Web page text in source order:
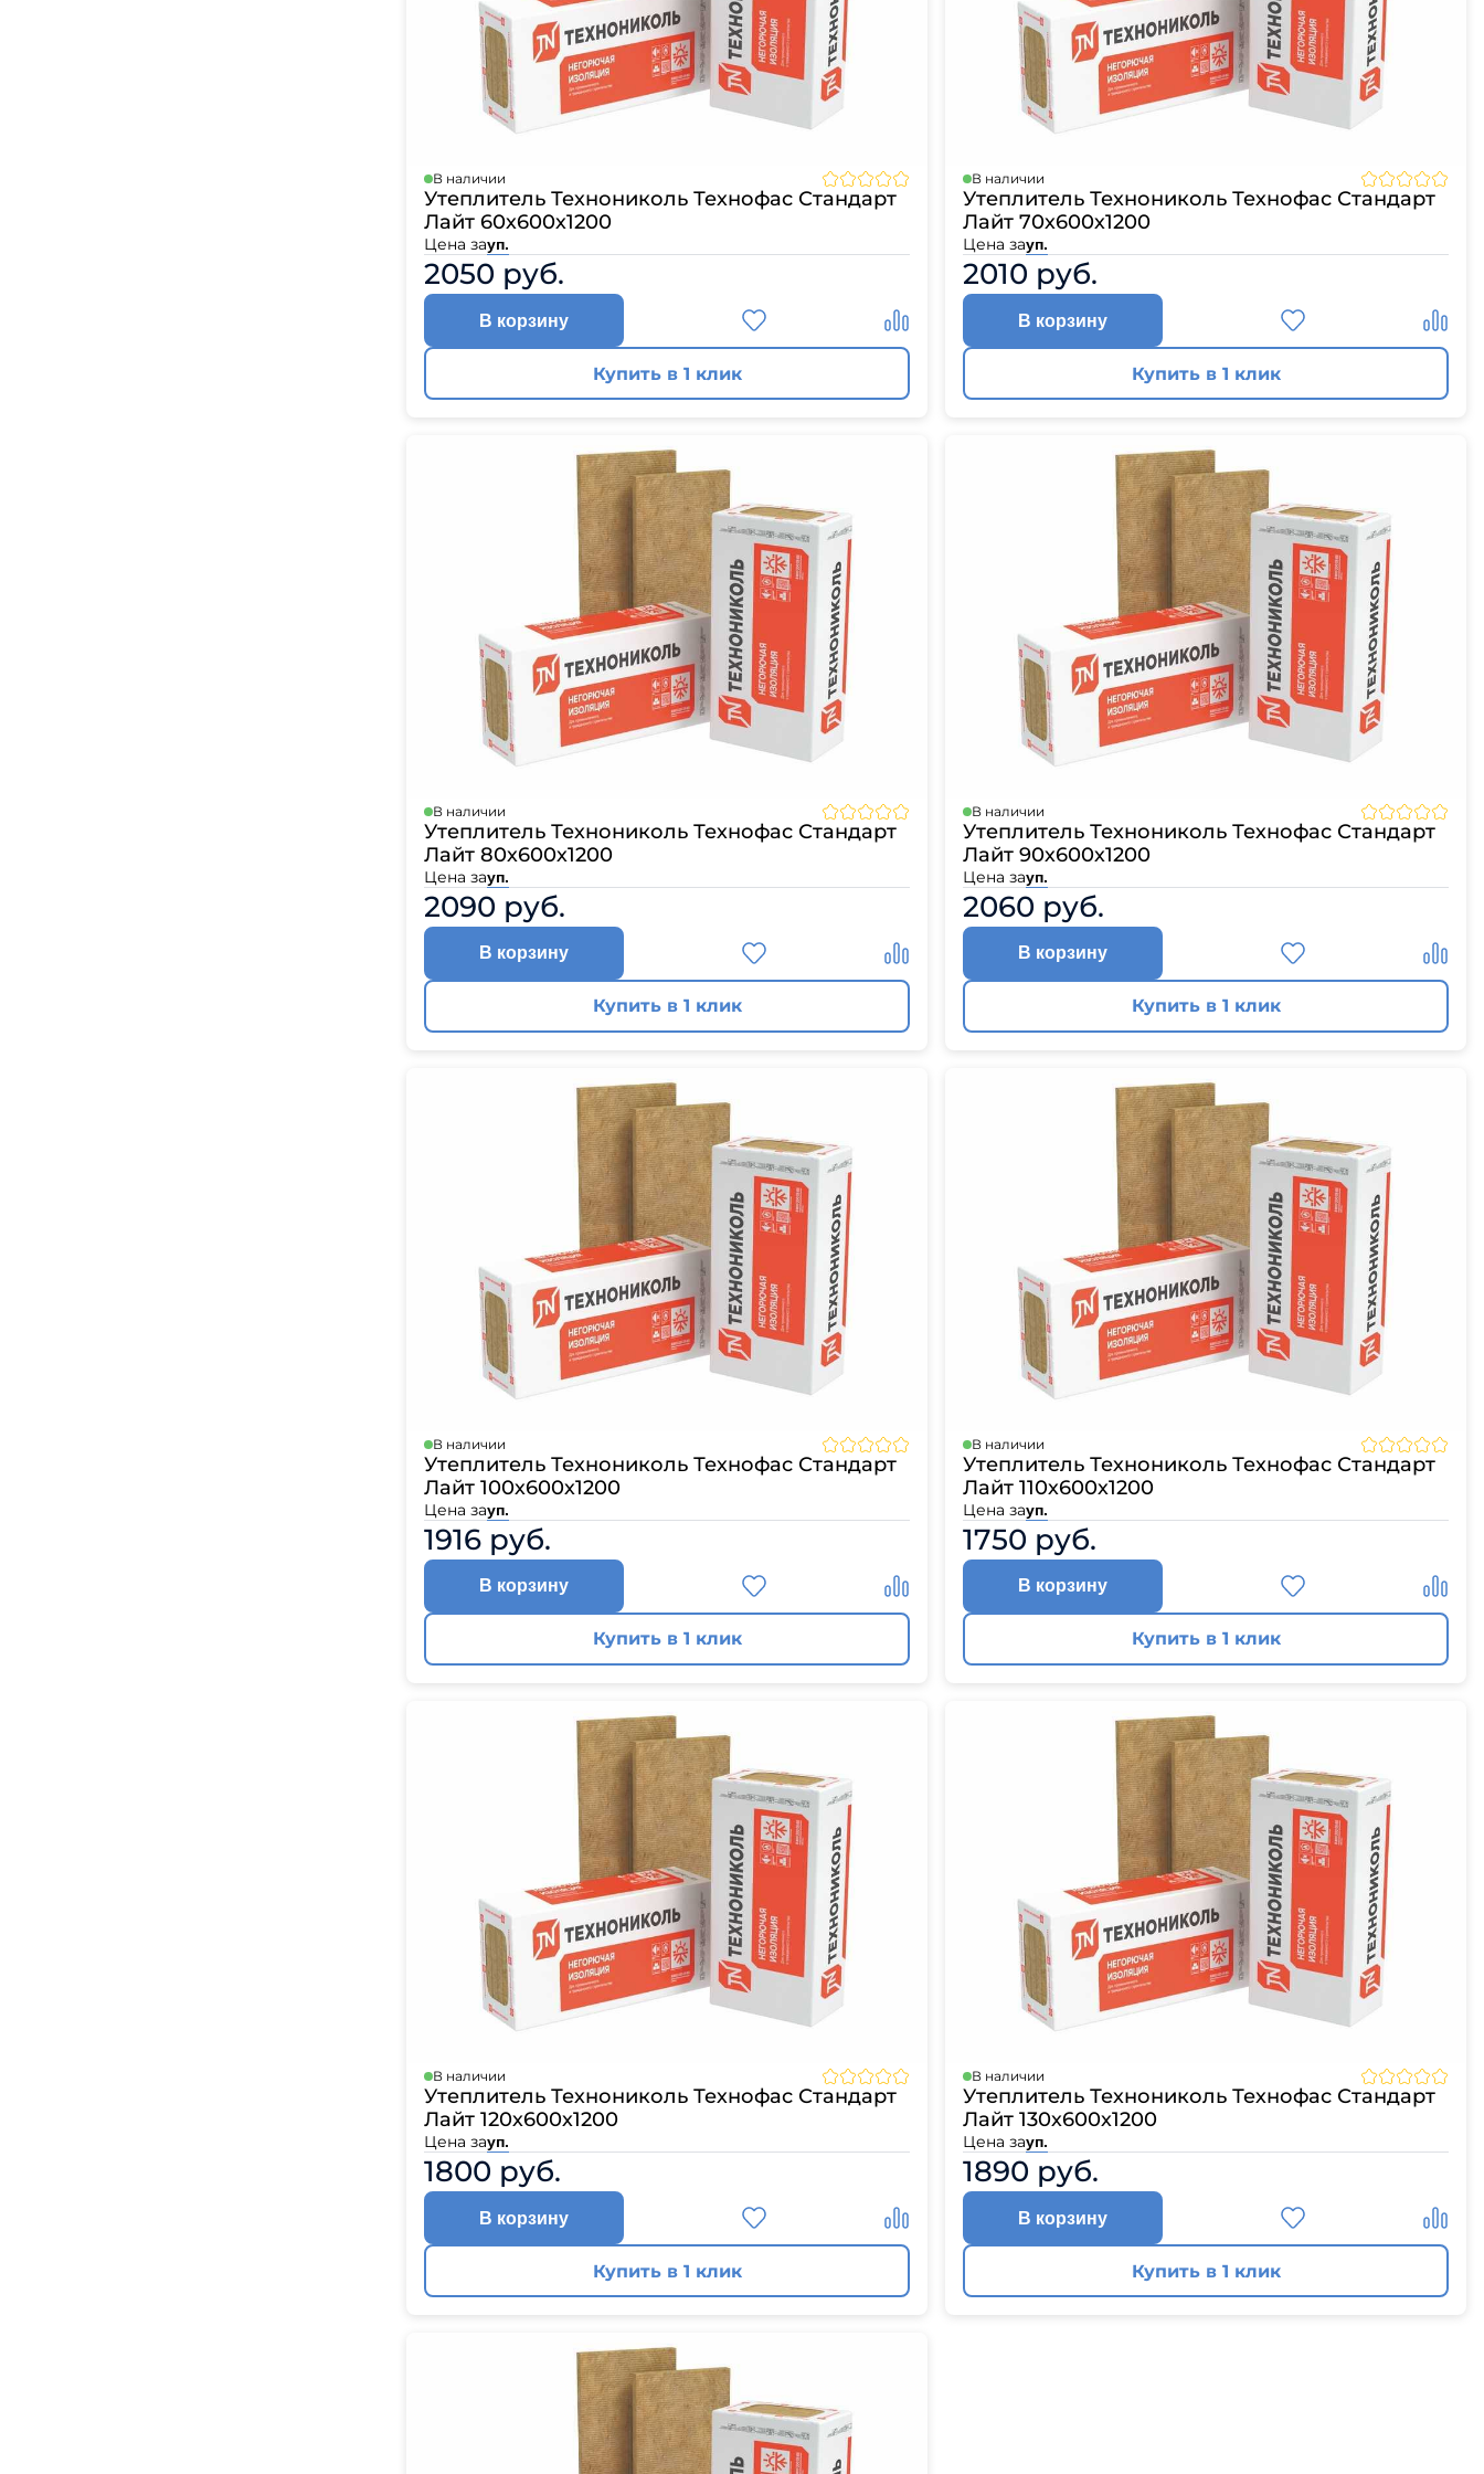
В наличии
Утеплитель Технониколь Технофас Стандарт
Лайт 60х600х1200
Цена зауп.
2050 руб.
В корзину
Купить в 1 клик
В наличии
Утеплитель Технониколь Технофас Стандарт
Лайт 70х600х1200
Цена зауп.
2010 руб.
В корзину
Купить в 1 клик
В наличии
Утеплитель Технониколь Технофас Стандарт
Лайт 80х600х1200
Цена зауп.
2090 руб.
В корзину
Купить в 1 клик
В наличии
Утеплитель Технониколь Технофас Стандарт
Лайт 90х600х1200
Цена зауп.
2060 руб.
В корзину
Купить в 1 клик
В наличии
Утеплитель Технониколь Технофас Стандарт
Лайт 100х600х1200
Цена зауп.
1916 руб.
В корзину
Купить в 1 клик
В наличии
Утеплитель Технониколь Технофас Стандарт
Лайт 110х600х1200
Цена зауп.
1750 руб.
В корзину
Купить в 1 клик
В наличии
Утеплитель Технониколь Технофас Стандарт
Лайт 120х600х1200
Цена зауп.
1800 руб.
В корзину
Купить в 1 клик
В наличии
Утеплитель Технониколь Технофас Стандарт
Лайт 130х600х1200
Цена зауп.
1890 руб.
В корзину
Купить в 1 клик